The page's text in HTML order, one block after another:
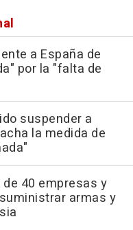
a España de
por la "falta de
suspender a
la medida de
40 empresas y
armas y